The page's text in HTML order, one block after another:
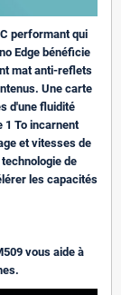
performant qui
Edge bénéficie
mat anti-reflets
Une carte
d'une fluidité
1 To incarnent
et vitesses de
de
les capacités
vous aide à